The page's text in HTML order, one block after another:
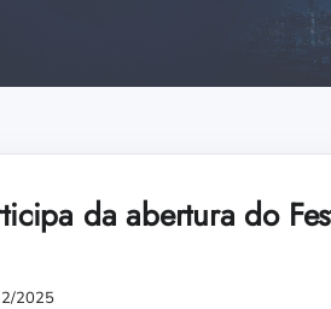
da abertura do
2025